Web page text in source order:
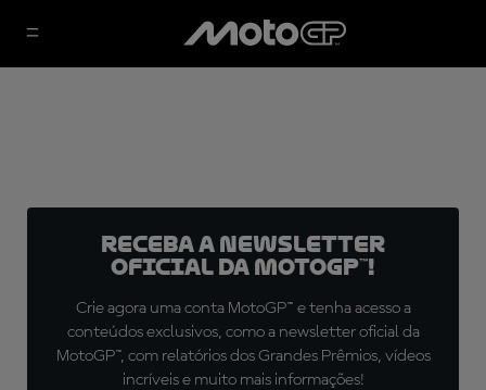
Receba a newsletter
oficial da MotoGP™!
Crie agora uma conta MotoGP™ e tenha acesso a
conteúdos exclusivos, como a newsletter oficial da
MotoGP™, com relatórios dos Grandes Prêmios, vídeos
incríveis e muito mais informações!